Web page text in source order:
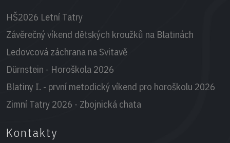
HŠ2026 Letní Tatry
Závěrečný víkend dětských kroužků na Blatinách
Ledovcová záchrana na Svitavě
Dürnstein - Horoškola 2026
Blatiny I. - první metodický víkend pro horoškolu 2026
Zimní Tatry 2026 - Zbojnická chata
Kontakty